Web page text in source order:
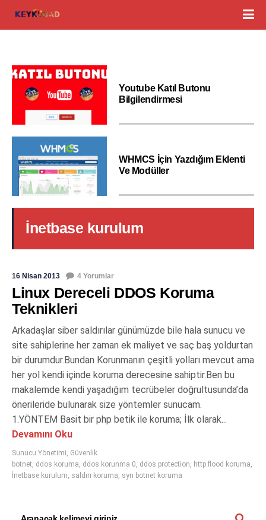
Youtube Katıl Butonu
Bilgilendirmesi
WHMCS İçin Yazdığım Eklenti
Ve Modüller
İnetbase kurulum
16 Nisan 2013 4 Yorumlar
Linux Dereceli DDOS Koruma
Teknikleri
Arkadaşlar siber saldırılar günümüzde bile hala sunucu ve
site sahiplerine her zaman ek maliyet ve saç baş yoldurtan
bir durumdur.Bundan Korunmanın çeşitli yolları mevcut ama
her yol kendi içinde koruma derecesine sahiptir.Ben bu
makalemde kendi yaşadığım tecrübeler doğrultusunda’da
önerileride bulunarak size yöntemler sunucam.
1.YÖNTEM Basit bir php betik ile koruma; İlk olarak...
Devamını Oku
Sunucu Yönetimi, Güvenlik
botnet, ddos koruma, ddos korunma 0, ddos protection, http flood koruma,
İnetbase kurulum, saldırı koruma, syn botnet koruma